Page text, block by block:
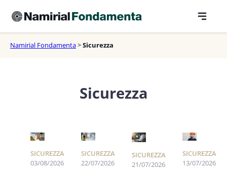
contenuto
Namirial Fondamenta>Sicurezza
Sicurezza
SICUREZZA
03/08/2026
SICUREZZA
22/07/2026
SICUREZZA
21/07/2026
SICUREZZA
13/07/2026